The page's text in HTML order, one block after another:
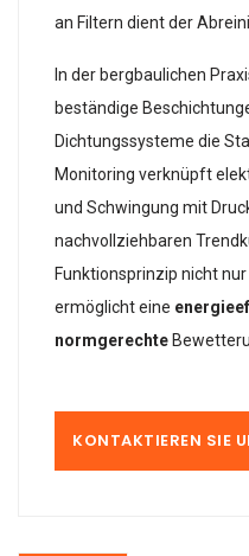
an Filtern dient der
In der bergbaulichen
beständige
Dichtungssysteme die
Monitoring verknüpft
und Schwingung mit
nachvollziehbaren
Funktionsprinzip nicht
ermöglicht eine
normgerechte
KONTAKTIEREN SIE